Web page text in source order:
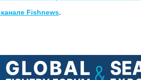
Fishnews.